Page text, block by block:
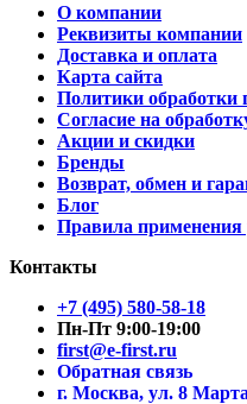
О компании
Реквизиты компании
Доставка и оплата
Карта сайта
Политики обработки
Согласие на
Акции и скидки
Бренды
Возврат, обмен и
Блог
Правила применения
Контакты
+7 (495) 580-58-18
Пн-Пт 9:00-19:00
first@e-first.ru
Обратная связь
г. Москва, ул. 8